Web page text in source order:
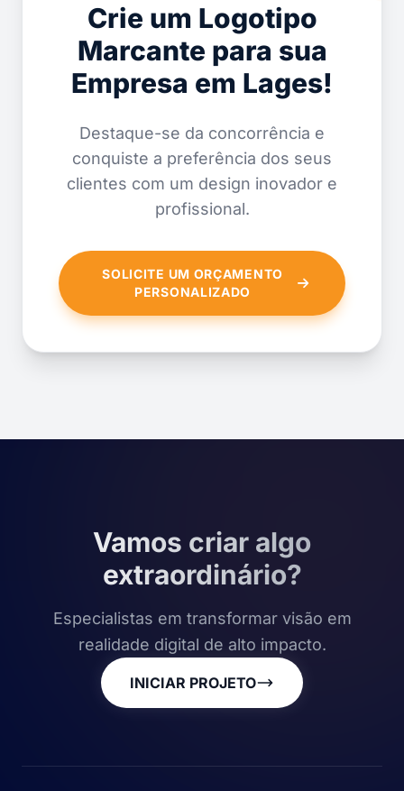
Crie um Logotipo
Marcante para sua
Empresa em Lages!
Destaque-se da concorrência e
conquiste a preferência dos seus
clientes com um design inovador e
profissional.
SOLICITE UM ORÇAMENTO
PERSONALIZADO
Vamos criar algo
extraordinário?
Especialistas em transformar visão em
realidade digital de alto impacto.
INICIAR PROJETO